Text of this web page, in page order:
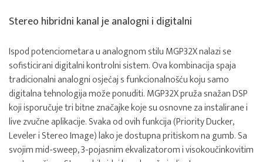
Stereo hibridni kanal je analogni i digitalni
Ispod potenciometara u analognom stilu MGP32X nalazi se
sofisticirani digitalni kontrolni sistem. Ova kombinacija spaja
tradicionalni analogni osjećaj s funkcionalnošću koju samo
digitalna tehnologija može ponuditi. MGP32X pruža snažan DSP
koji isporučuje tri bitne značajke koje su osnovne za instalirane i
live zvučne aplikacije. Svaka od ovih funkcija (Priority Ducker,
Leveler i Stereo Image) lako je dostupna pritiskom na gumb. Sa
svojim mid-sweep, 3-pojasnim ekvalizatorom i visokoučinkovitim